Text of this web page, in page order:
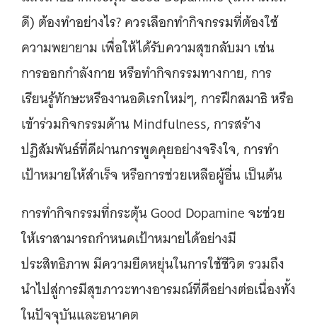
ดี) ต้องทำอย่างไร? ควรเลือกทำกิจกรรมที่ต้องใช้
ความพยายาม เพื่อให้ได้รับความสุขกลับมา เช่น
การออกกำลังกาย หรือทำกิจกรรมทางกาย, การ
เรียนรู้ทักษะหรืองานอดิเรกใหม่ๆ, การฝึกสมาธิ หรือ
เข้าร่วมกิจกรรมด้าน Mindfulness, การสร้าง
ปฏิสัมพันธ์ที่ดีผ่านการพูดคุยอย่างจริงใจ, การทำ
เป้าหมายให้สำเร็จ หรือการช่วยเหลือผู้อื่น เป็นต้น
การทำกิจกรรมที่กระตุ้น Good Dopamine จะช่วย
ให้เราสามารถกำหนดเป้าหมายได้อย่างมี
ประสิทธิภาพ มีความยืดหยุ่นในการใช้ชีวิต รวมถึง
นำไปสู่การมีสุขภาวะทางอารมณ์ที่ดีอย่างต่อเนื่องทั้ง
ในปัจจุบันและอนาคต